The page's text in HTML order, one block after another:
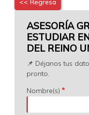
<< Regresa
ASESORÍA
ESTUDIAR
DEL REINO
📌 Déjanos tus
pronto.
Nombre(s)